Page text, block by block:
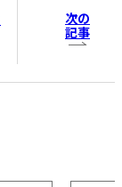
次の
記事